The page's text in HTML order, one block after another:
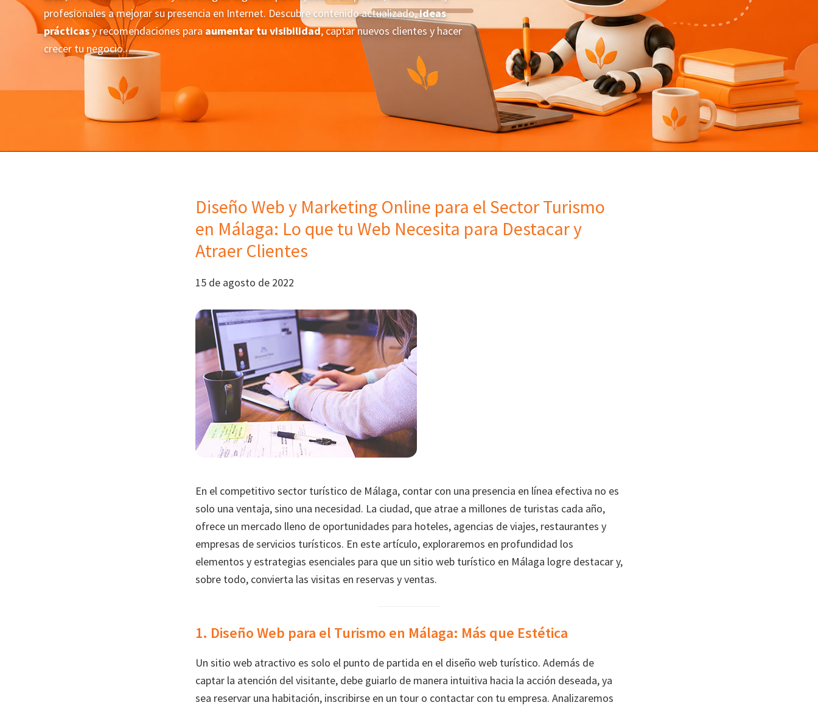
profesionales a mejorar su presencia en Internet. Descubre contenido actualizado,ideas
prácticasy recomendaciones paraaumentar tu visibilidad, captar nuevos clientes y hacer
crecer tu negocio.
Diseño Web y Marketing Online para el Sector Turismo
en Málaga: Lo que tu Web Necesita para Destacar y
Atraer Clientes
15 de agosto de 2022
En el competitivo sector turístico de Málaga, contar con una presencia en línea efectiva no es
solo una ventaja, sino una necesidad. La ciudad, que atrae a millones de turistas cada año,
ofrece un mercado lleno de oportunidades para hoteles, agencias de viajes, restaurantes y
empresas de servicios turísticos. En este artículo, exploraremos en profundidad los
elementos y estrategias esenciales para que un sitio web turístico en Málaga logre destacar y,
sobre todo, convierta las visitas en reservas y ventas.
1. Diseño Web para el Turismo en Málaga: Más que Estética
Un sitio web atractivo es solo el punto de partida en el diseño web turístico. Además de
captar la atención del visitante, debe guiarlo de manera intuitiva hacia la acción deseada, ya
sea reservar una habitación, inscribirse en un tour o contactar con tu empresa. Analizaremos